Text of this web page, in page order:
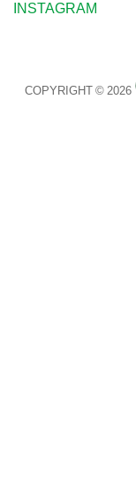
INSTAGRAM
COPYRIGHT © 2026